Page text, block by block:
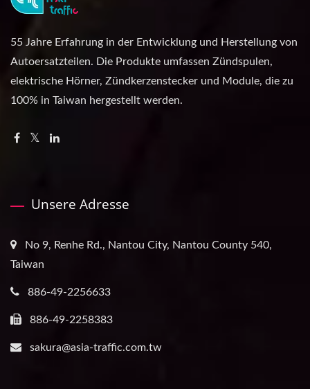
55 Jahre Erfahrung in der Entwicklung und Herstellung von
Autoersatzteilen. Die Produkte umfassen Zündspulen,
elektrische Hörner, Zündkerzenstecker und Module, die zu
100% in Taiwan hergestellt werden.
Unsere Adresse
No 9, Renhe Rd., Nantou City, Nantou County 540,
Taiwan
886-49-2256633
886-49-2258383
sakura@asia-traffic.com.tw